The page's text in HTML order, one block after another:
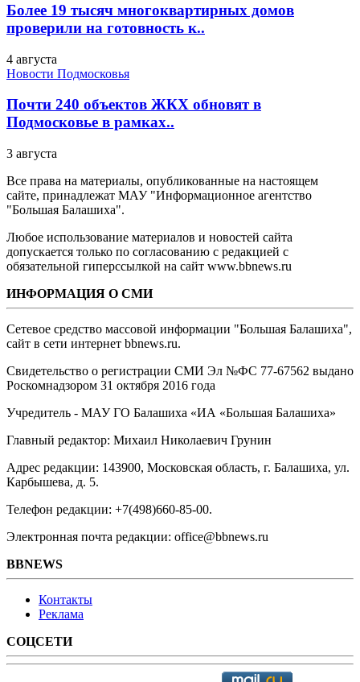
Более 19 тысяч многоквартирных домов
проверили на готовность к..
4 августа
Новости Подмосковья
Почти 240 объектов ЖКХ обновят в
Подмосковье в рамках..
3 августа
Все права на материалы, опубликованные на настоящем
сайте, принадлежат МАУ "Информационное агентство
"Большая Балашиха".
Любое использование материалов и новостей сайта
допускается только по согласованию с редакцией с
обязательной гиперссылкой на сайт www.bbnews.ru
ИНФОРМАЦИЯ О СМИ
Сетевое средство массовой информации "Большая Балашиха",
сайт в сети интернет bbnews.ru.
Свидетельство о регистрации СМИ Эл №ФС ‎77-67562 выдано
Роскомнадзором 31 октября 2016 года
Учредитель - МАУ ГО Балашиха «ИА «Большая Балашиха»
Главный редактор: Михаил Николаевич Грунин
Адрес редакции: 143900, Московская область, г. Балашиха, ул.
Карбышева, д. 5.
Телефон редакции: +7(498)660-85-00.
Электронная почта редакции: office@bbnews.ru
BBNEWS
Контакты
Реклама
СОЦСЕТИ